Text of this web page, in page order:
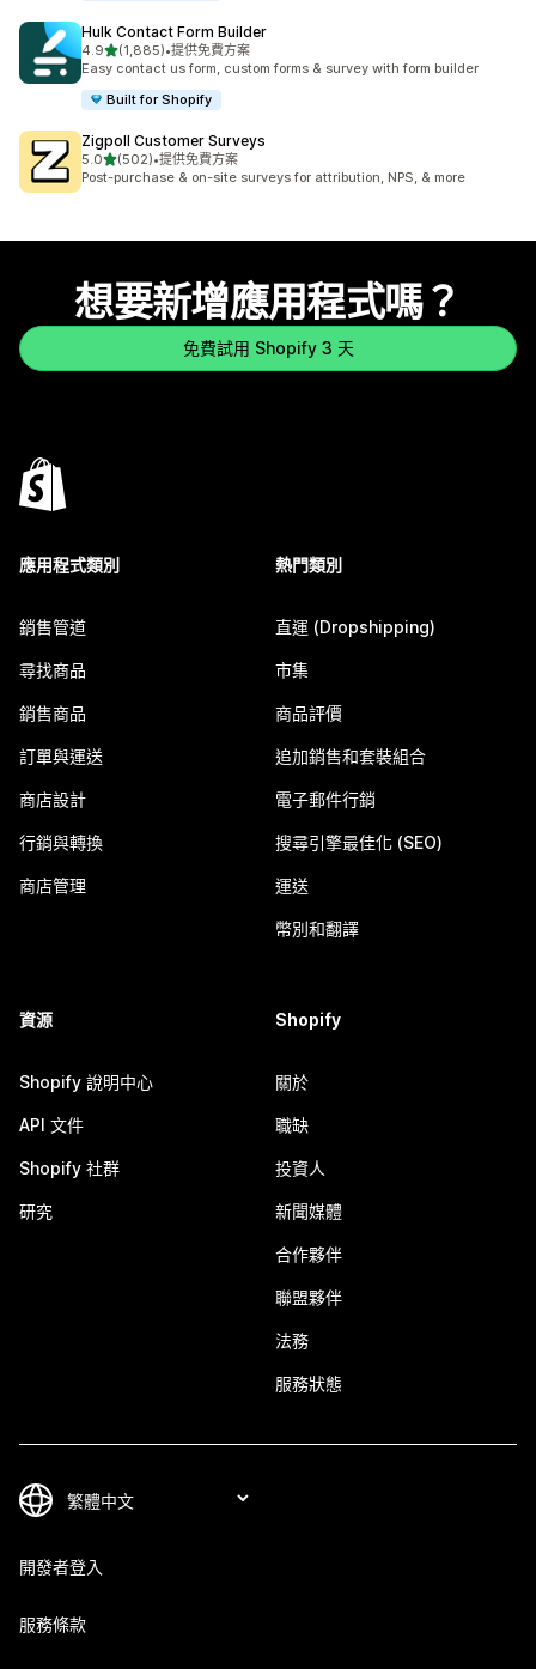
Hulk Contact Form Builder
4.9滿分 5 顆星
(1,885)
共有 1885 則評價
•提供免費方案
Easy contact us form, custom forms & survey with form builder
Built for Shopify
Zigpoll Customer Surveys
5.0滿分 5 顆星
(502)
共有 502 則評價
•提供免費方案
Post-purchase & on-site surveys for attribution, NPS, & more
想要新增應用程式嗎？
免費試用 Shopify 3 天
應用程式類別
銷售管道
尋找商品
銷售商品
訂單與運送
商店設計
行銷與轉換
商店管理
熱門類別
直運 (Dropshipping)
市集
商品評價
追加銷售和套裝組合
電子郵件行銷
搜尋引擎最佳化 (SEO)
運送
幣別和翻譯
資源
Shopify 說明中心
API 文件
Shopify 社群
研究
Shopify
關於
職缺
投資人
新聞媒體
合作夥伴
聯盟夥伴
法務
服務狀態
開發者登入
服務條款